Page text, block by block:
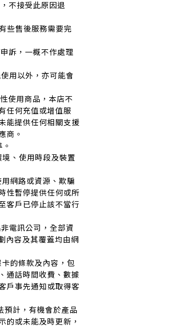
不接受此原因退
些售後服務需要完
訴，一概不作處理
用以外，亦可能會
使用商品，本店不
任何充值或增值服
能提供任何相關支援
商。
、使用時段及裝置
網路或資源、欺騙
性暫停提供任何或所
客戶已停止該不當行
電訊公司，全部資
內容及其覆蓋均由網
的條款及內容，包
通話時間收費、數據
戶事先通知或取得客
預計，有機會於產品
的或未能及時更新，